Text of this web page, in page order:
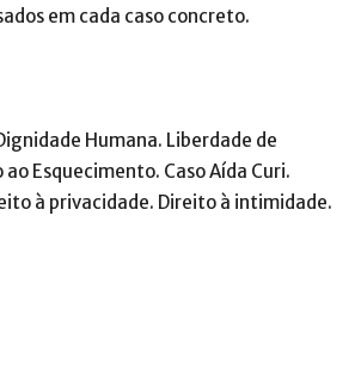
em cada caso concreto.
Humana. Liberdade de
ao Esquecimento. Caso Aída Curi.
à privacidade. Direito à intimidade.